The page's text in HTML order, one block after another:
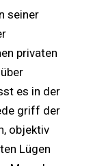
seiner
privaten
es in der
griff der
objektiv
Lügen